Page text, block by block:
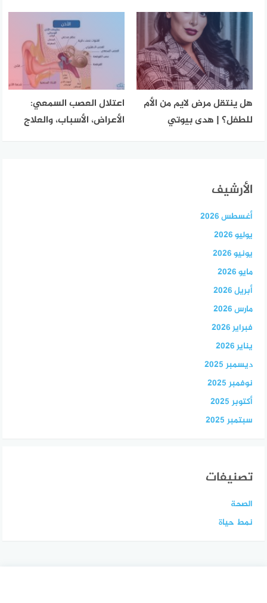
هل ينتقل مرض لايم من الأم
للطفل؟ | هدى بيوتي
اعتلال العصب السمعي:
الأعراض، الأسباب، والعلاج
الأرشيف
أغسطس 2026
يوليو 2026
يونيو 2026
مايو 2026
أبريل 2026
مارس 2026
فبراير 2026
يناير 2026
ديسمبر 2025
نوفمبر 2025
أكتوبر 2025
سبتمبر 2025
تصنيفات
الصحة
نمط حياة